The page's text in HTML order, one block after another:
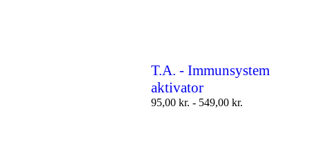
T.A. - Immunsystem
aktivator
95,00 kr. - 549,00 kr.